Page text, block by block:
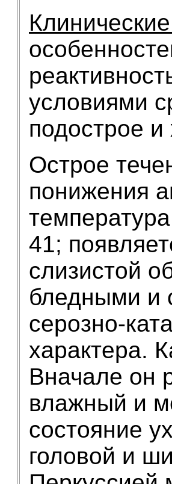
условиями
подострое и
Острое
понижения
41;
слизистой
бледными и
серозно-
характера.
Вначале он
влажный и
состояние
головой и